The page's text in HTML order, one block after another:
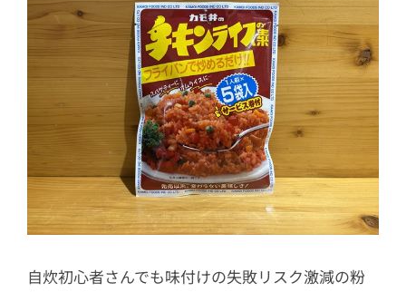
自炊初心者さんでも味付けの失敗リスク激減の粉